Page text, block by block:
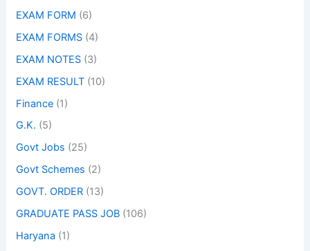
EXAM FORM (6)
EXAM FORMS (4)
EXAM NOTES (3)
EXAM RESULT (10)
Finance (1)
G.K. (5)
Govt Jobs (25)
Govt Schemes (2)
GOVT. ORDER (13)
GRADUATE PASS JOB (106)
Haryana (1)